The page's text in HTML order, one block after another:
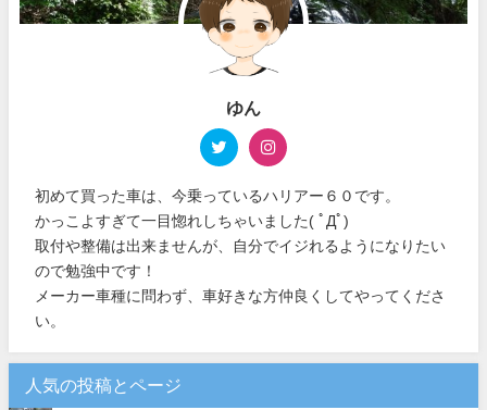
ゆん
初めて買った車は、今乗っているハリアー６０です。
かっこよすぎて一目惚れしちゃいました( ﾟДﾟ)
取付や整備は出来ませんが、自分でイジれるようになりたい
ので勉強中です！
メーカー車種に問わず、車好きな方仲良くしてやってくださ
い。
人気の投稿とページ